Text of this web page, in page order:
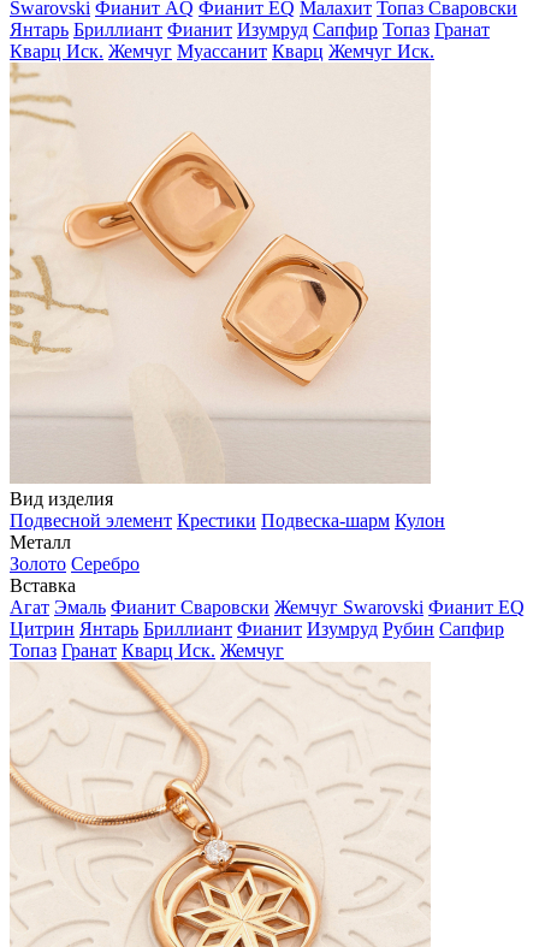
Swarovski Фианит AQ Фианит EQ Малахит Топаз Сваровски
Янтарь Бриллиант Фианит Изумруд Сапфир Топаз Гранат
Кварц Иск. Жемчуг Муассанит Кварц Жемчуг Иск.
Вид изделия
Подвесной элемент Крестики Подвеска-шарм Кулон
Металл
Золото Серебро
Вставка
Агат Эмаль Фианит Сваровски Жемчуг Swarovski Фианит EQ
Цитрин Янтарь Бриллиант Фианит Изумруд Рубин Сапфир
Топаз Гранат Кварц Иск. Жемчуг